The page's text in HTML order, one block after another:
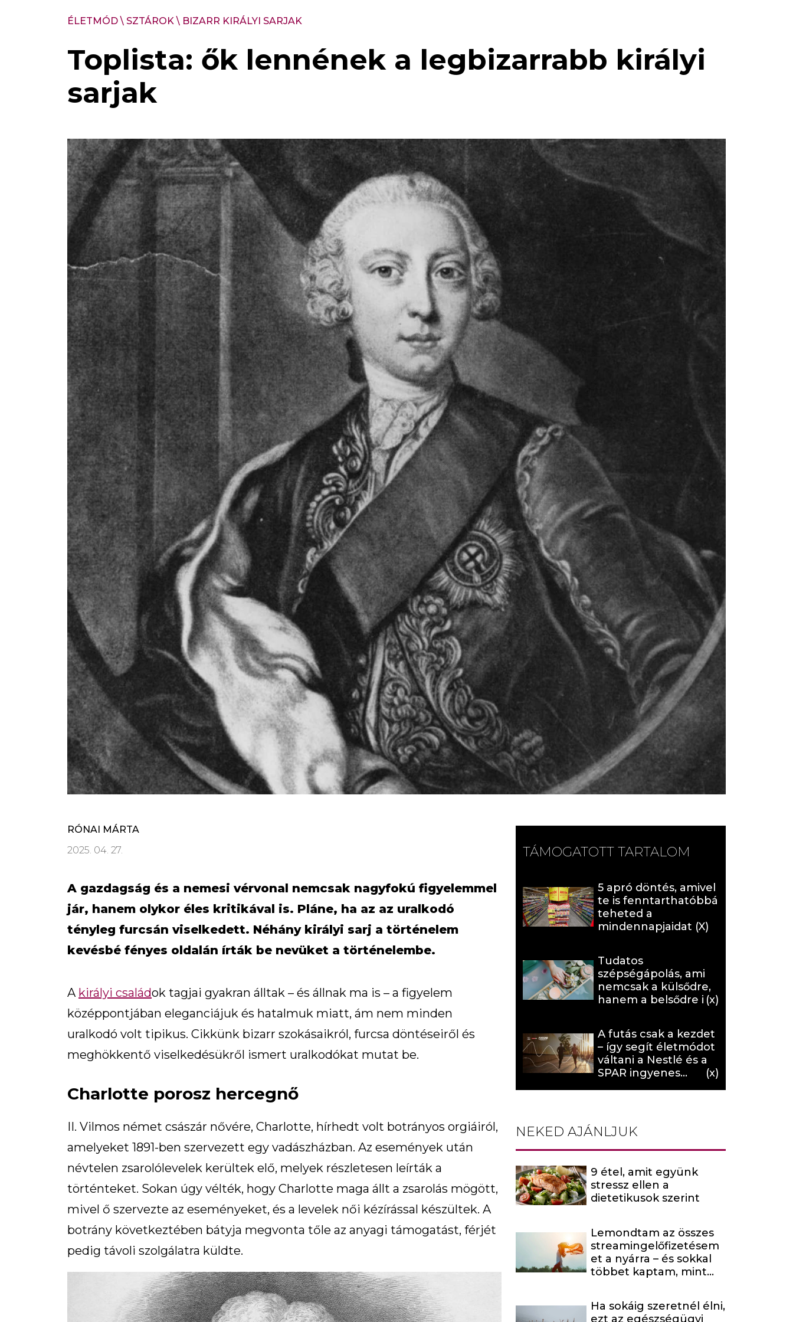
ÉLETMÓD\ SZTÁROK\ BIZARR KIRÁLYI SARJAK
Toplista: ők lennének a legbizarrabb királyi
sarjak
RÓNAI MÁRTA
2025. 04. 27.
A gazdagság és a nemesi vérvonal nemcsak nagyfokú figyelemmel
jár, hanem olykor éles kritikával is. Pláne, ha az az uralkodó
tényleg furcsán viselkedett. Néhány királyi sarj a történelem
kevésbé fényes oldalán írták be nevüket a történelembe.
A királyi családok tagjai gyakran álltak – és állnak ma is – a figyelem
középpontjában eleganciájuk és hatalmuk miatt, ám nem minden
uralkodó volt tipikus. Cikkünk bizarr szokásaikról, furcsa döntéseiről és
meghökkentő viselkedésükről ismert uralkodókat mutat be.
Charlotte porosz hercegnő
II. Vilmos német császár nővére, Charlotte, hírhedt volt botrányos orgiáiról,
amelyeket 1891-ben szervezett egy vadászházban. Az események után
névtelen zsarolólevelek kerültek elő, melyek részletesen leírták a
történteket. Sokan úgy vélték, hogy Charlotte maga állt a zsarolás mögött,
mivel ő szervezte az eseményeket, és a levelek női kézírással készültek. A
botrány következtében bátyja megvonta tőle az anyagi támogatást, férjét
pedig távoli szolgálatra küldte.​
TÁMOGATOTT TARTALOM
5 apró döntés, amivel
te is fenntarthatóbbá
teheted a
mindennapjaidat (X)
Tudatos
szépségápolás, ami
nemcsak a külsődre,
hanem a belsődre is
A futás csak a kezdet
– így segít életmódot
váltani a Nestlé és a
SPAR ingyenes
NEKED AJÁNLJUK
9 étel, amit együnk
stressz ellen a
dietetikusok szerint
Lemondtam az összes
streamingelőfizetésem
et a nyárra – és sokkal
többet kaptam, mint
Ha sokáig szeretnél élni,
ezt az egészségügyi